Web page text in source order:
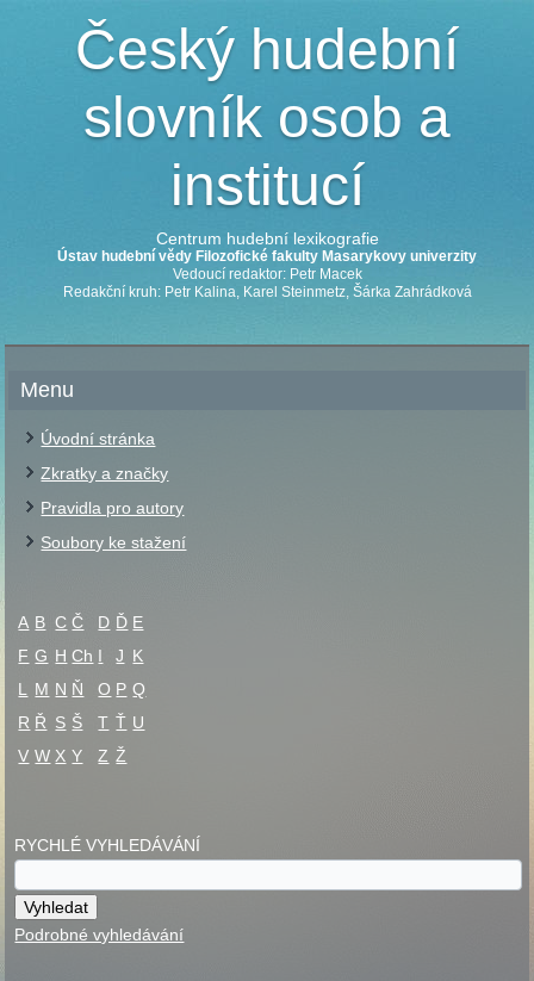
Český hudební
slovník osob a
institucí
Centrum hudební lexikografie
Ústav hudební vědy Filozofické fakulty Masarykovy univerzity
Vedoucí redaktor: Petr Macek
Redakční kruh: Petr Kalina, Karel Steinmetz, Šárka Zahrádková
Menu
Úvodní stránka
Zkratky a značky
Pravidla pro autory
Soubory ke stažení
A B C Č D Ď E
F G H Ch I J K
L
M N Ň O P Q
R Ř S Š T Ť U
V W X Y Z Ž
RYCHLÉ VYHLEDÁVÁNÍ
Podrobné vyhledávání